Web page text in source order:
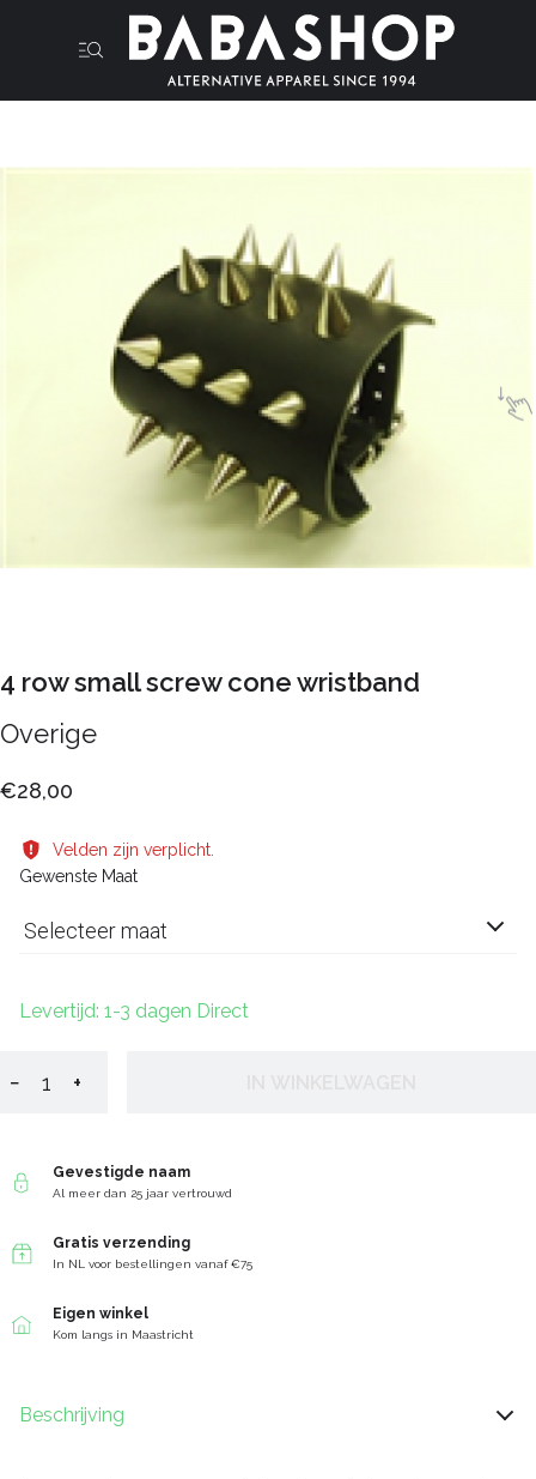
4 row small screw cone wristband
Overige
€28,00
Velden zijn verplicht.
Gewenste Maat
Selecteer maat
Levertijd: 1-3 dagen Direct
− +
Gevestigde naam
Al meer dan 25 jaar vertrouwd
Gratis verzending
In NL voor bestellingen vanaf €75
Eigen winkel
Kom langs in Maastricht
Beschrijving